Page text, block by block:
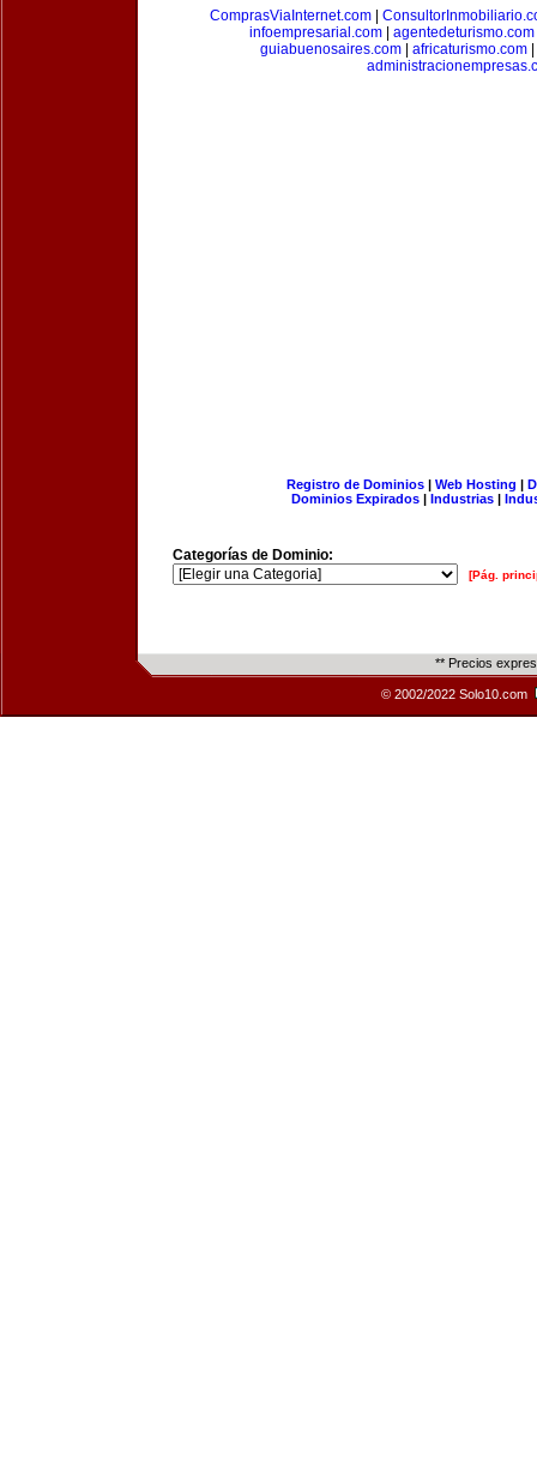
ComprasViaInternet.com
infoempresarial.com
agentedeturismo.com
guiabuenosaires.com
africaturismo.com
Registro de Dominios| Web Hosting |
Dominios Expirados | Industrias |
Categorías de Dominio:
[Pág.
** Precios
© 2002/2022 Solo10.com